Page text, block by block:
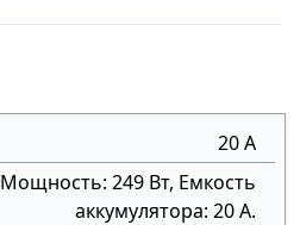
20 А
Мощность: 249 Вт, Емкость
аккумулятора: 20 А.